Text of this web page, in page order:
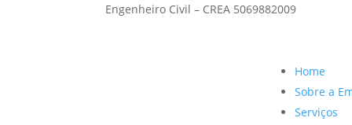
Engenheiro Civil – CREA 5069882009
Home
Sobre a
Serviços